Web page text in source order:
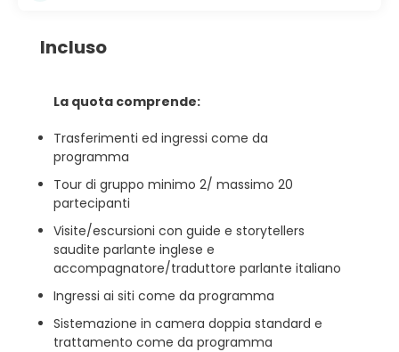
Incluso
La quota comprende:
Trasferimenti ed ingressi come da
programma
Tour di gruppo minimo 2/ massimo 20
partecipanti
Visite/escursioni con guide e storytellers
saudite parlante inglese e
accompagnatore/traduttore parlante italiano
Ingressi ai siti come da programma
Sistemazione in camera doppia standard e
trattamento come da programma